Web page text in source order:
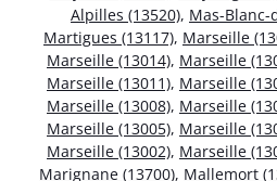
Alpilles (13520), Mas-Blanc-
Martigues (13117), Marseille
Marseille (13014), Marseille
Marseille (13011), Marseille
Marseille (13008), Marseille
Marseille (13005), Marseille
Marseille (13002), Marseille
Marignane (13700), Mallemort